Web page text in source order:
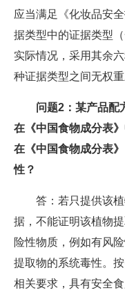
应当满足《化妆品安
据类型中的证据类型
实际情况，采用其余
种证据类型之间无权重
问题2：某产品配方
在《中国食物成分表
在《中国食物成分表
性？
答：若只提供该植
据，不能证明该植物
险性物质，例如有风
提取物的系统毒性。
相关要求，具有安全